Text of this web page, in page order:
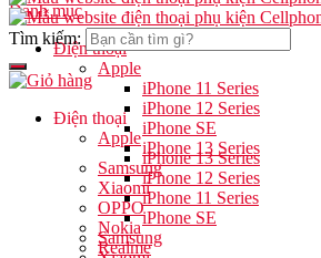
Danh mục
Điện thoại
Apple
iPhone 11 Series
iPhone 12 Series
iPhone SE
iPhone 13 Series
Samsung
Xiaomi
OPPO
Nokia
Realme
Tìm kiếm:
Điện thoại
Apple
iPhone 13 Series
iPhone 12 Series
iPhone 11 Series
iPhone SE
Samsung